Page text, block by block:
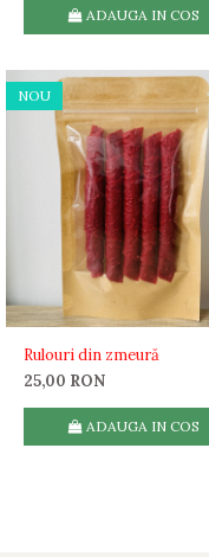
ADAUGA IN COS
NOU
Rulouri din zmeură
25,00 RON
ADAUGA IN COS